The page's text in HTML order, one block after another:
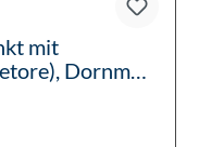
mit
Dornmaß